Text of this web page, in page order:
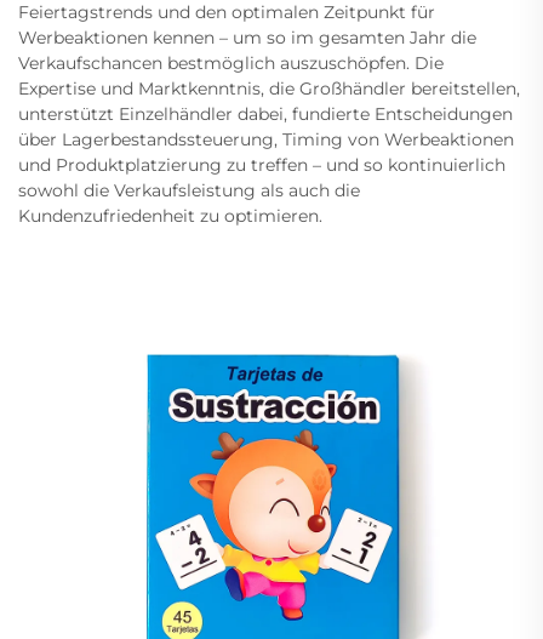
Feiertagstrends und den optimalen Zeitpunkt für
Werbeaktionen kennen – um so im gesamten Jahr die
Verkaufschancen bestmöglich auszuschöpfen. Die
Expertise und Marktkenntnis, die Großhändler bereitstellen,
unterstützt Einzelhändler dabei, fundierte Entscheidungen
über Lagerbestandssteuerung, Timing von Werbeaktionen
und Produktplatzierung zu treffen – und so kontinuierlich
sowohl die Verkaufsleistung als auch die
Kundenzufriedenheit zu optimieren.